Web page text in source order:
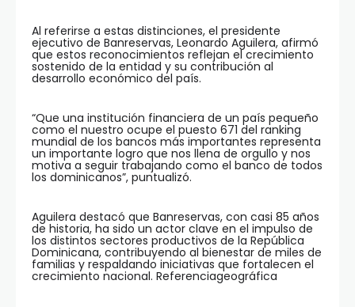
Al referirse a estas distinciones, el presidente
ejecutivo de Banreservas, Leonardo Aguilera, afirmó
que estos reconocimientos reflejan el crecimiento
sostenido de la entidad y su contribución al
desarrollo económico del país.
“Que una institución financiera de un país pequeño
como el nuestro ocupe el puesto 671 del ranking
mundial de los bancos más importantes representa
un importante logro que nos llena de orgullo y nos
motiva a seguir trabajando como el banco de todos
los dominicanos”, puntualizó.
Aguilera destacó que Banreservas, con casi 85 años
de historia, ha sido un actor clave en el impulso de
los distintos sectores productivos de la República
Dominicana, contribuyendo al bienestar de miles de
familias y respaldando iniciativas que fortalecen el
crecimiento nacional. Referenciageográfica